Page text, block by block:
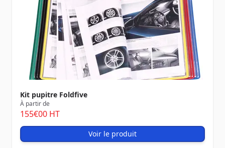
Kit pupitre Foldfive
À partir de
155€00 HT
Voir le produit